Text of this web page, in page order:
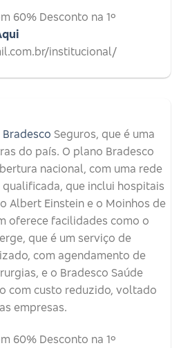
60% Desconto na 1º
institucional/
Seguros, que é uma
do país. O plano Bradesco
nacional, com uma rede
que inclui hospitais
Albert Einstein e o Moinhos de
oferece facilidades como o
que é um serviço de
com agendamento de
e o Bradesco Saúde
com custo reduzido, voltado
empresas.
60% Desconto na 1º